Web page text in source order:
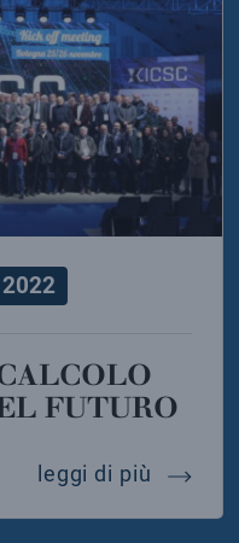
FUTURO
leggi di più pnrr: il